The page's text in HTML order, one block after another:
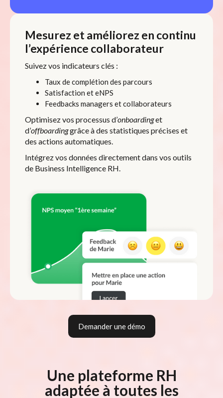
Mesurez et améliorez en continu
l’expérience collaborateur
Suivez vos indicateurs clés :
Taux de complétion des parcours
Satisfaction et eNPS
Feedbacks managers et collaborateurs
Optimisez vos processus d’onboardinget
d’offboardinggrâce à des statistiques précises et
des actions automatiques.
Intégrez vos données directement dans vos outils
de Business Intelligence RH.
Demander une démo
Une plateforme RH
adaptée à toutes les